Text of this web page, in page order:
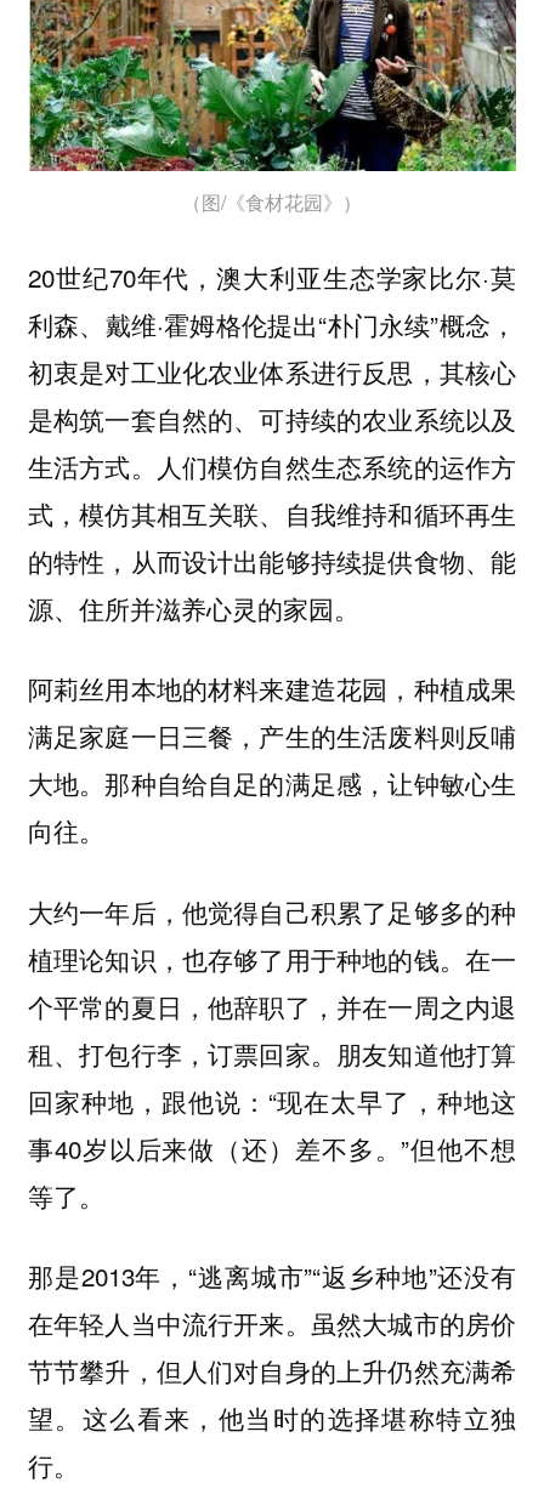
（图/《食材花园》）
20世纪70年代，澳大利亚生态学家比尔·莫
利森、戴维·霍姆格伦提出“朴门永续”概念，
初衷是对工业化农业体系进行反思，其核心
是构筑一套自然的、可持续的农业系统以及
生活方式。人们模仿自然生态系统的运作方
式，模仿其相互关联、自我维持和循环再生
的特性，从而设计出能够持续提供食物、能
源、住所并滋养心灵的家园。
阿莉丝用本地的材料来建造花园，种植成果
满足家庭一日三餐，产生的生活废料则反哺
大地。那种自给自足的满足感，让钟敏心生
向往。
大约一年后，他觉得自己积累了足够多的种
植理论知识，也存够了用于种地的钱。在一
个平常的夏日，他辞职了，并在一周之内退
租、打包行李，订票回家。朋友知道他打算
回家种地，跟他说：“现在太早了，种地这
事40岁以后来做（还）差不多。”但他不想
等了。
那是2013年，“逃离城市”“返乡种地”还没有
在年轻人当中流行开来。虽然大城市的房价
节节攀升，但人们对自身的上升仍然充满希
望。这么看来，他当时的选择堪称特立独
行。